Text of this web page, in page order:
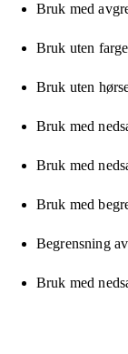
Bruk med
Bruk uten
Bruk uten
Bruk med
Bruk med
Bruk med
Begrensning
Bruk med